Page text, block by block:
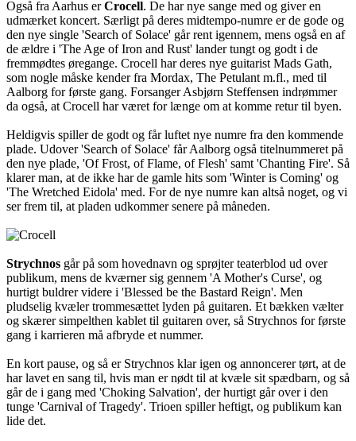
Også fra Aarhus erCrocell. De har nye sange med og giver en
udmærket koncert. Særligt på deres midtempo-numre er de gode og
den nye single 'Search of Solace' går rent igennem, mens også en af
de ældre i 'The Age of Iron and Rust' lander tungt og godt i de
fremmødtes øregange. Crocell har deres nye guitarist Mads Gath,
som nogle måske kender fra Mordax, The Petulant m.fl., med til
Aalborg for første gang. Forsanger Asbjørn Steffensen indrømmer
da også, at Crocell har været for længe om at komme retur til byen.
Heldigvis spiller de godt og får luftet nye numre fra den kommende
plade. Udover 'Search of Solace' får Aalborg også titelnummeret på
den nye plade, 'Of Frost, of Flame, of Flesh' samt 'Chanting Fire'. Så
klarer man, at de ikke har de gamle hits som 'Winter is Coming' og
'The Wretched Eidola' med. For de nye numre kan altså noget, og vi
ser frem til, at pladen udkommer senere på måneden.
Strychnos går på som hovednavn og sprøjter teaterblod ud over
publikum, mens de kværner sig gennem 'A Mother's Curse', og
hurtigt buldrer videre i 'Blessed be the Bastard Reign'. Men
pludselig kvæler trommesættet lyden på guitaren. Et bækken vælter
og skærer simpelthen kablet til guitaren over, så Strychnos for første
gang i karrieren må afbryde et nummer.
En kort pause, og så er Strychnos klar igen og annoncerer tørt, at de
har lavet en sang til, hvis man er nødt til at kvæle sit spædbarn, og så
går de i gang med 'Choking Salvation', der hurtigt går over i den
tunge 'Carnival of Tragedy'. Trioen spiller heftigt, og publikum kan
lide det.